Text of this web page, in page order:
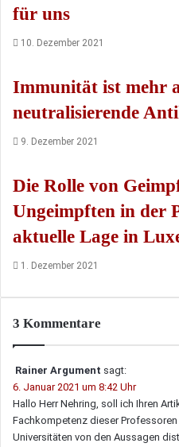
für uns
10. Dezember 2021
Immunität ist mehr
neutralisierende
9. Dezember 2021
Die Rolle von
Ungeimpften in der
aktuelle Lage in
1. Dezember 2021
3 Kommentare
Rainer Argument sagt:
6. Januar 2021 um 8:42 Uhr
Hallo Herr Nehring, soll ich Ihren
Fachkompetenz dieser
Universitäten von den Aussagen